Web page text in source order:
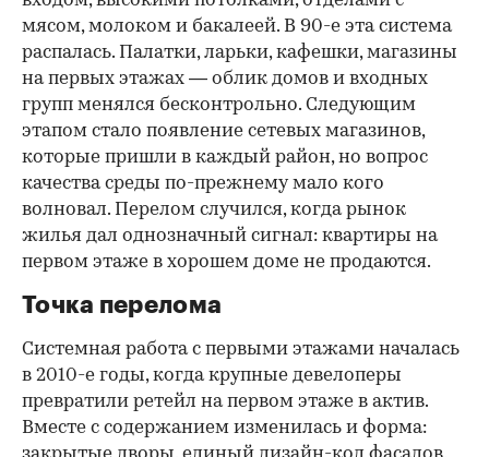
мясом, молоком и бакалеей. В 90-е эта система
распалась. Палатки, ларьки, кафешки, магазины
на первых этажах — облик домов и входных
групп менялся бесконтрольно. Следующим
этапом стало появление сетевых магазинов,
которые пришли в каждый район, но вопрос
качества среды по-прежнему мало кого
волновал. Перелом случился, когда рынок
жилья дал однозначный сигнал: квартиры на
первом этаже в хорошем доме не продаются.
Точка перелома
Системная работа с первыми этажами началась
в 2010-е годы, когда крупные девелоперы
превратили ретейл на первом этаже в актив.
Вместе с содержанием изменилась и форма: